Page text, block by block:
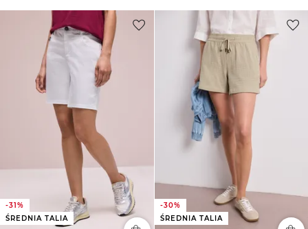
-31%
ŚREDNIA TALIA
-30%
ŚREDNIA TALIA